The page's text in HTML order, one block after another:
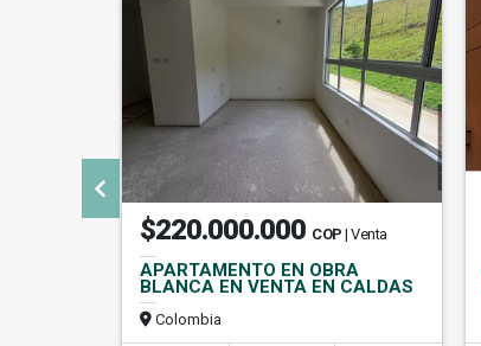
$220.000.000 COP | Venta
APARTAMENTO EN OBRA
BLANCA EN VENTA EN CALDAS
Colombia